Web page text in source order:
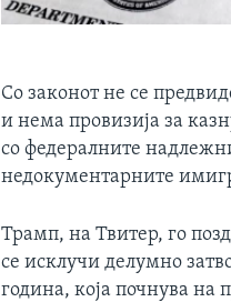
Со законот не се
и нема провизија за
со федералните
недокументарните
Трамп, на Твитер, го
се исклучи делумно
година, која почнува на